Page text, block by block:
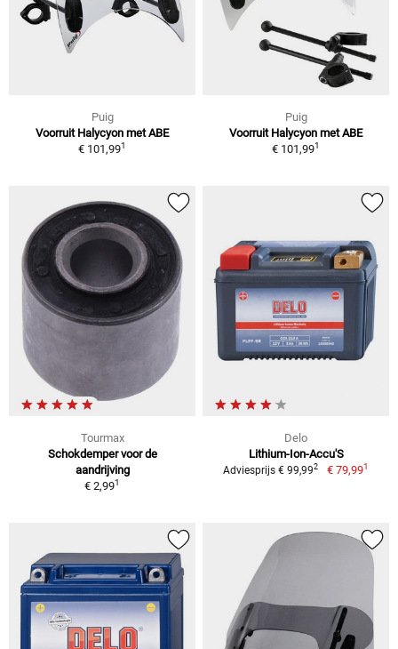
Puig
Voorruit Halycyon met ABE
€ 101,991
Puig
Voorruit Halycyon met ABE
€ 101,991
Tourmax
Schokdemper voor de
aandrijving
€ 2,991
Delo
Lithium-Ion-Accu'S
Adviesprijs € 99,992 € 79,991